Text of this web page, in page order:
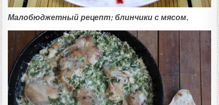
Малобюджетный рецепт: блинчики с мясом.